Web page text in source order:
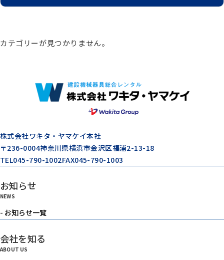
エアードライヤー
ゼネレータ（発電機）
モルタル注入機器
電動機器
カテゴリーが見つかりません。
株式会社ワキタ・ヤマケイ本社
〒236-0004神奈川県横浜市金沢区福浦2-13-18
TEL045-790-1002FAX045-790-1003
お知らせ
NEWS
- お知らせ一覧
会社を知る
ABOUT US